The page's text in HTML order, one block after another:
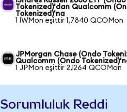
Tokenized)'dan Qualcomm
Tokenized)'na
1 IWMon eşittir 1,7840 QCOMon
JPMorgan Chase (Ondo
Qualcomm (Ondo
1 JPMon eşittir 2,1264 QCOMon
Sorumluluk Reddi